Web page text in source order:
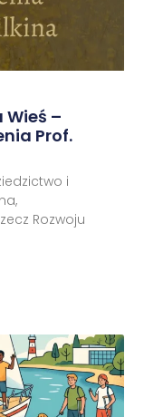
Wieś –
Prof.
i
Rozwoju